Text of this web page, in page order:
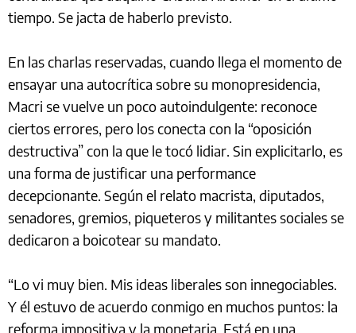
tiempo. Se jacta de haberlo previsto.
En las charlas reservadas, cuando llega el momento de
ensayar una autocrítica sobre su monopresidencia,
Macri se vuelve un poco autoindulgente: reconoce
ciertos errores, pero los conecta con la “oposición
destructiva” con la que le tocó lidiar. Sin explicitarlo, es
una forma de justificar una performance
decepcionante. Según el relato macrista, diputados,
senadores, gremios, piqueteros y militantes sociales se
dedicaron a boicotear su mandato.
“Lo vi muy bien. Mis ideas liberales son innegociables.
Y él estuvo de acuerdo conmigo en muchos puntos: la
reforma impositiva y la monetaria. Está en una